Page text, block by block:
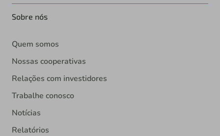
Sobre nós
Quem somos
Nossas cooperativas
Relações com investidores
Trabalhe conosco
Notícias
Relatórios